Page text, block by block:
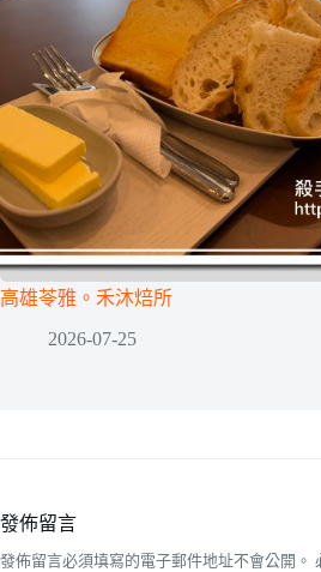
高雄苓雅。禾沐焙所
2026-07-25
發佈留言
發佈留言必須填寫的電子郵件地址不會公開。